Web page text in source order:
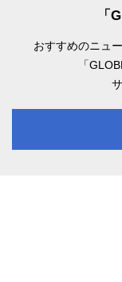
「
おすすめのニュ
「